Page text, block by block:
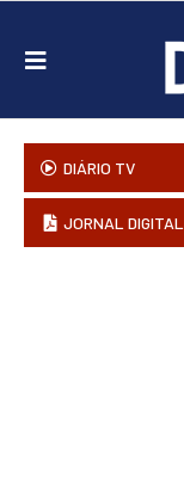
DIÁRIO TV
JORNAL DIGITAL